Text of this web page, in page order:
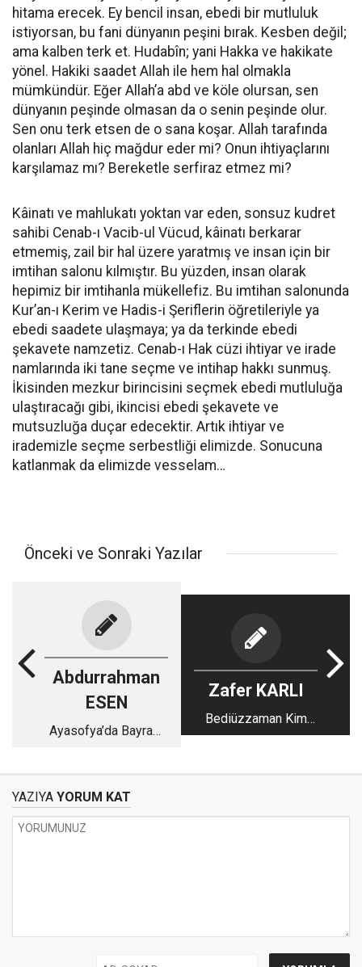
hitama erecek. Ey bencil insan, ebedi bir mutluluk
istiyorsan, bu fani dünyanın peşini bırak. Kesben değil;
ama kalben terk et. Hudabîn; yani Hakka ve hakikate
yönel. Hakiki saadet Allah ile hem hal olmakla
mümkündür. Eğer Allah’a abd ve köle olursan, sen
dünyanın peşinde olmasan da o senin peşinde olur.
Sen onu terk etsen de o sana koşar. Allah tarafında
olanları Allah hiç mağdur eder mi? Onun ihtiyaçlarını
karşılamaz mı? Bereketle serfiraz etmez mi?
Kâinatı ve mahlukatı yoktan var eden, sonsuz kudret
sahibi Cenab-ı Vacib-ul Vücud, kâinatı berkarar
etmemiş, zail bir hal üzere yaratmış ve insan için bir
imtihan salonu kılmıştır. Bu yüzden, insan olarak
hepimiz bir imtihanla mükellefiz. Bu imtihan salonunda
Kur’an-ı Kerim ve Hadis-i Şeriflerin öğretileriyle ya
ebedi saadete ulaşmaya; ya da terkinde ebedi
şekavete namzetiz. Cenab-ı Hak cüzi ihtiyar ve irade
namlarında iki tane seçme ve intihap hakkı sunmuş.
İkisinden mezkur birincisini seçmek ebedi mutluluğa
ulaştıracağı gibi, ikincisi ebedi şekavete ve
mutsuzluğa duçar edecektir. Artık ihtiyar ve
irademizle seçme serbestliği elimizde. Sonucuna
katlanmak da elimizde vesselam…
Önceki ve Sonraki Yazılar
Abdurrahman
ESEN
Ayasofya’da Bayram
Zafer KARLI
Bediüzzaman Kim
Değildir?
YAZIYA YORUM KAT